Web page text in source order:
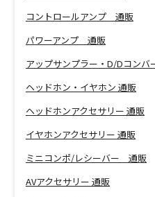
コントロールアンプ 通販
パワーアンプ 通販
ヘッドホン・イヤホン 通販
ヘッドホンアクセサリー 通販
イヤホンアクセサリー 通販
ミニコンポ/レシーバー 通販
AVアクセサリー 通販